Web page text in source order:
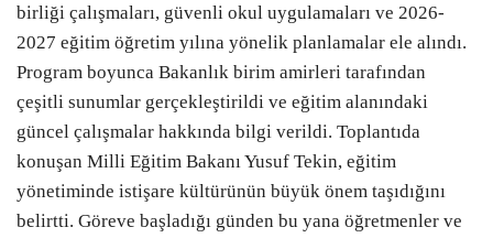
birliği çalışmaları, güvenli okul uygulamaları ve 2026-
2027 eğitim öğretim yılına yönelik planlamalar ele alındı.
Program boyunca Bakanlık birim amirleri tarafından
çeşitli sunumlar gerçekleştirildi ve eğitim alanındaki
güncel çalışmalar hakkında bilgi verildi. Toplantıda
konuşan Milli Eğitim Bakanı Yusuf Tekin, eğitim
yönetiminde istişare kültürünün büyük önem taşıdığını
belirtti. Göreve başladığı günden bu yana öğretmenler ve